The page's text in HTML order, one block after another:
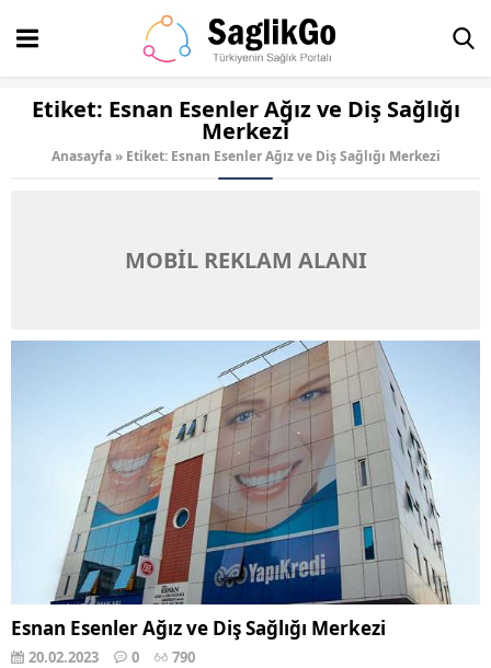
Etiket: Esnan Esenler Ağız ve Diş Sağlığı
Merkezi
Anasayfa » Etiket: Esnan Esenler Ağız ve Diş Sağlığı Merkezi
MOBİL REKLAM ALANI
Esnan Esenler Ağız ve Diş Sağlığı Merkezi
20.02.2023 0 790